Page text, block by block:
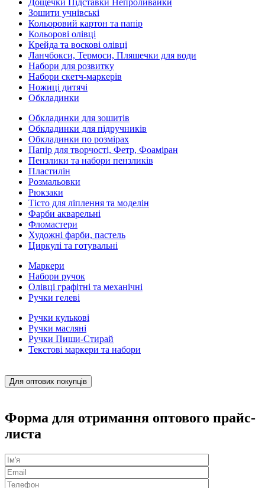
Дощечки Підставки Непроливайки
Зошити учнівські
Кольоровий картон та папір
Кольорові олівці
Крейда та воскові олівці
Ланчбокси, Термоси, Пляшечки для води
Набори для розвитку
Набори скетч-маркерів
Ножиці дитячі
Обкладинки
Обкладинки для зошитів
Обкладинки для підручників
Обкладинки по розмірах
Папір для творчості, Фетр, Фоаміран
Пензлики та набори пензликів
Пластилін
Розмальовки
Рюкзаки
Тісто для ліплення та моделін
Фарби акварельні
Фломастери
Художні фарби, пастель
Циркулі та готувальні
Маркери
Набори ручок
Олівці графітні та механічні
Ручки гелеві
Ручки кулькові
Ручки масляні
Ручки Пиши-Стирай
Текстові маркери та набори
Для оптових покупців
Форма для отримання оптового прайс-
листа